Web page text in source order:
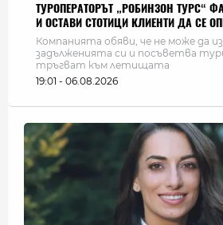
ТУРОПЕРАТОРЪТ „РОБИНЗОН ТУРС“
И ОСТАВИ СТОТИЦИ КЛИЕНТИ ДА СЕ
Компанията обяви, че не може да
задълженията си и посъветва
тръгват към летищата
19:01 - 06.08.2026